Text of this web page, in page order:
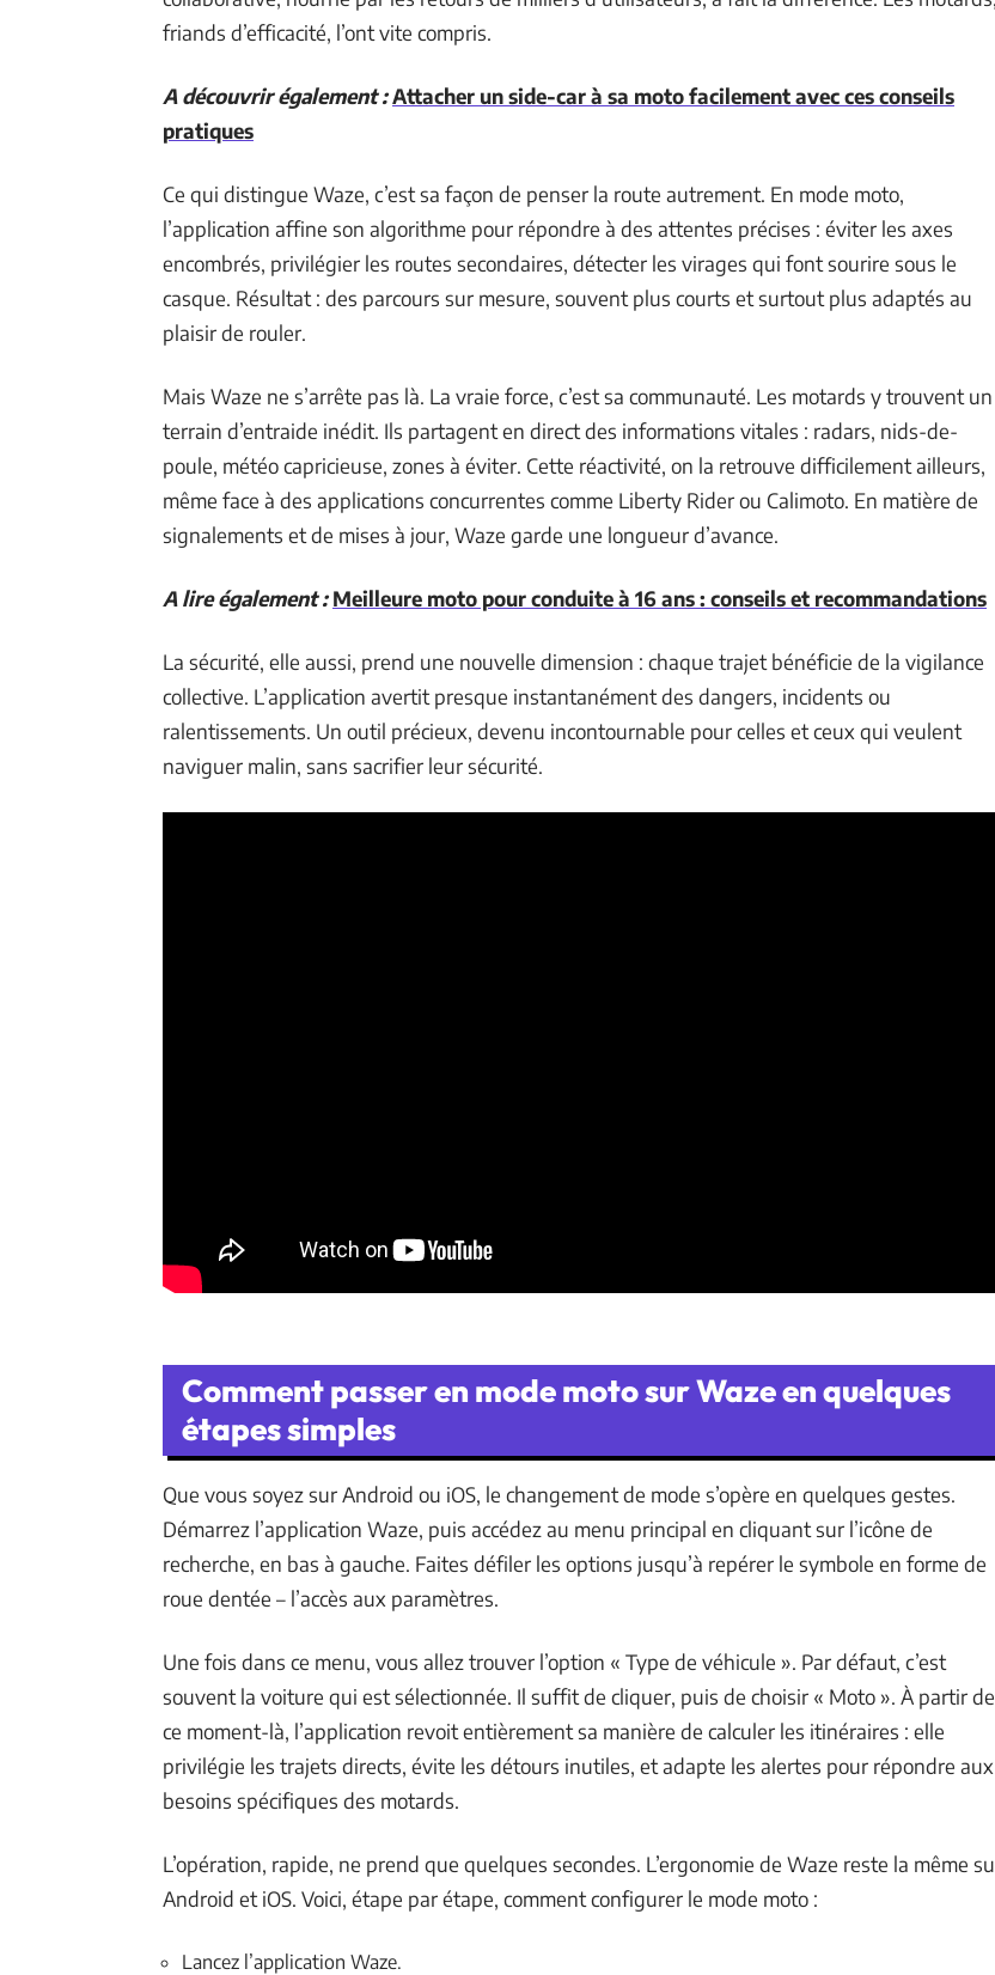
friands d’efficacité, l’ont vite compris.
A découvrir également :Attacher un side-car à sa moto facilement avec ces conseils
pratiques
Ce qui distingue Waze, c’est sa façon de penser la route autrement. En mode moto,
l’application affine son algorithme pour répondre à des attentes précises : éviter les axes
encombrés, privilégier les routes secondaires, détecter les virages qui font sourire sous le
casque. Résultat : des parcours sur mesure, souvent plus courts et surtout plus adaptés au
plaisir de rouler.
Mais Waze ne s’arrête pas là. La vraie force, c’est sa communauté. Les motards y trouvent un
terrain d’entraide inédit. Ils partagent en direct des informations vitales : radars, nids-de-
poule, météo capricieuse, zones à éviter. Cette réactivité, on la retrouve difficilement ailleurs,
même face à des applications concurrentes comme Liberty Rider ou Calimoto. En matière de
signalements et de mises à jour, Waze garde une longueur d’avance.
A lire également : Meilleure moto pour conduite à 16 ans : conseils et recommandations
La sécurité, elle aussi, prend une nouvelle dimension : chaque trajet bénéficie de la vigilance
collective. L’application avertit presque instantanément des dangers, incidents ou
ralentissements. Un outil précieux, devenu incontournable pour celles et ceux qui veulent
naviguer malin, sans sacrifier leur sécurité.
Comment passer en mode moto sur Waze en quelques
étapes simples
Que vous soyez sur Android ou iOS, le changement de mode s’opère en quelques gestes.
Démarrez l’application Waze, puis accédez au menu principal en cliquant sur l’icône de
recherche, en bas à gauche. Faites défiler les options jusqu’à repérer le symbole en forme de
roue dentée – l’accès aux paramètres.
Une fois dans ce menu, vous allez trouver l’option « Type de véhicule ». Par défaut, c’est
souvent la voiture qui est sélectionnée. Il suffit de cliquer, puis de choisir « Moto ». À partir de
ce moment-là, l’application revoit entièrement sa manière de calculer les itinéraires : elle
privilégie les trajets directs, évite les détours inutiles, et adapte les alertes pour répondre aux
besoins spécifiques des motards.
L’opération, rapide, ne prend que quelques secondes. L’ergonomie de Waze reste la même
Android et iOS. Voici, étape par étape, comment configurer le mode moto :
Lancez l’application Waze.